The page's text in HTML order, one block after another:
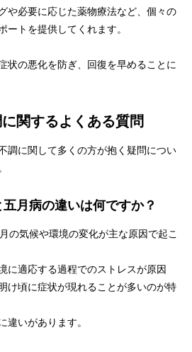
や必要に応じた薬物療法など、個々の
ートを提供してくれます。
状の悪化を防ぎ、回復を早めることに
関するよくある質問
調に関して多くの方が抱く疑問につい
月病の違いは何ですか？
の気候や環境の変化が主な原因で起こ
に適応する過程でのストレスが原因
け頃に症状が現れることが多いのが特
違いがあります。